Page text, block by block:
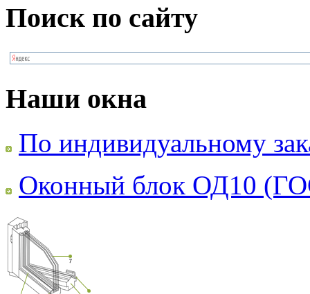
Поиск по сайту
Наши окна
По индивидуальному
Оконный блок ОД10